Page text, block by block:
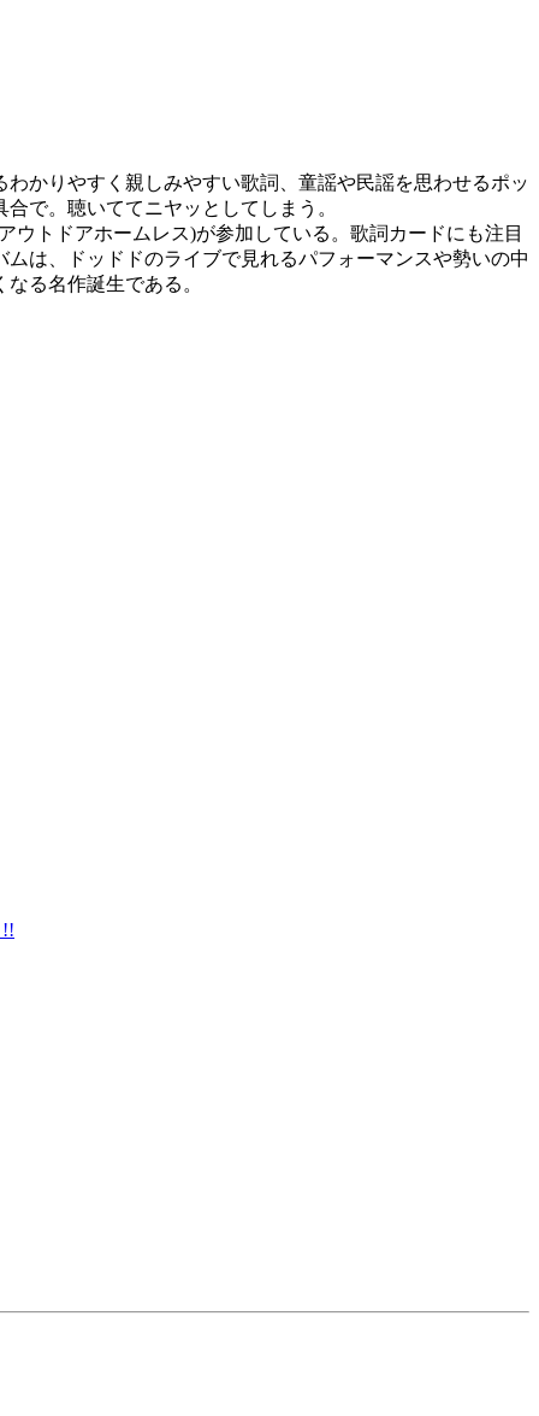
かりやすく親しみやすい歌詞、童謡や民謡を思わせるポッ
で。聴いててニヤッとしてしまう。
ウトドアホームレス)が参加している。歌詞カードにも注目
は、ドッドドのライブで見れるパフォーマンスや勢いの中
る名作誕生である。